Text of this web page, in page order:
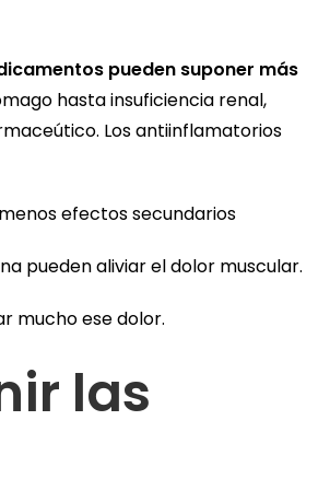
pueden suponer más
hasta insuficiencia renal,
Los antiinflamatorios
efectos secundarios
pueden aliviar el dolor muscular.
mucho ese dolor.
las